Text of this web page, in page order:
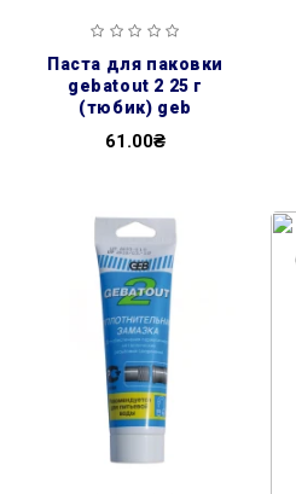
паста для паковки
gebatout 2 25 г
(тюбик) geb
61.00₴